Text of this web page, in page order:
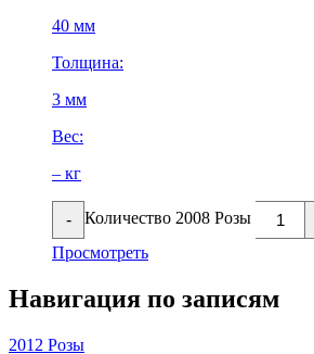
40 мм
Толщина:
3 мм
Вес:
– кг
- Количество 2008 Розы
Просмотреть
Навигация по записям
2012 Розы